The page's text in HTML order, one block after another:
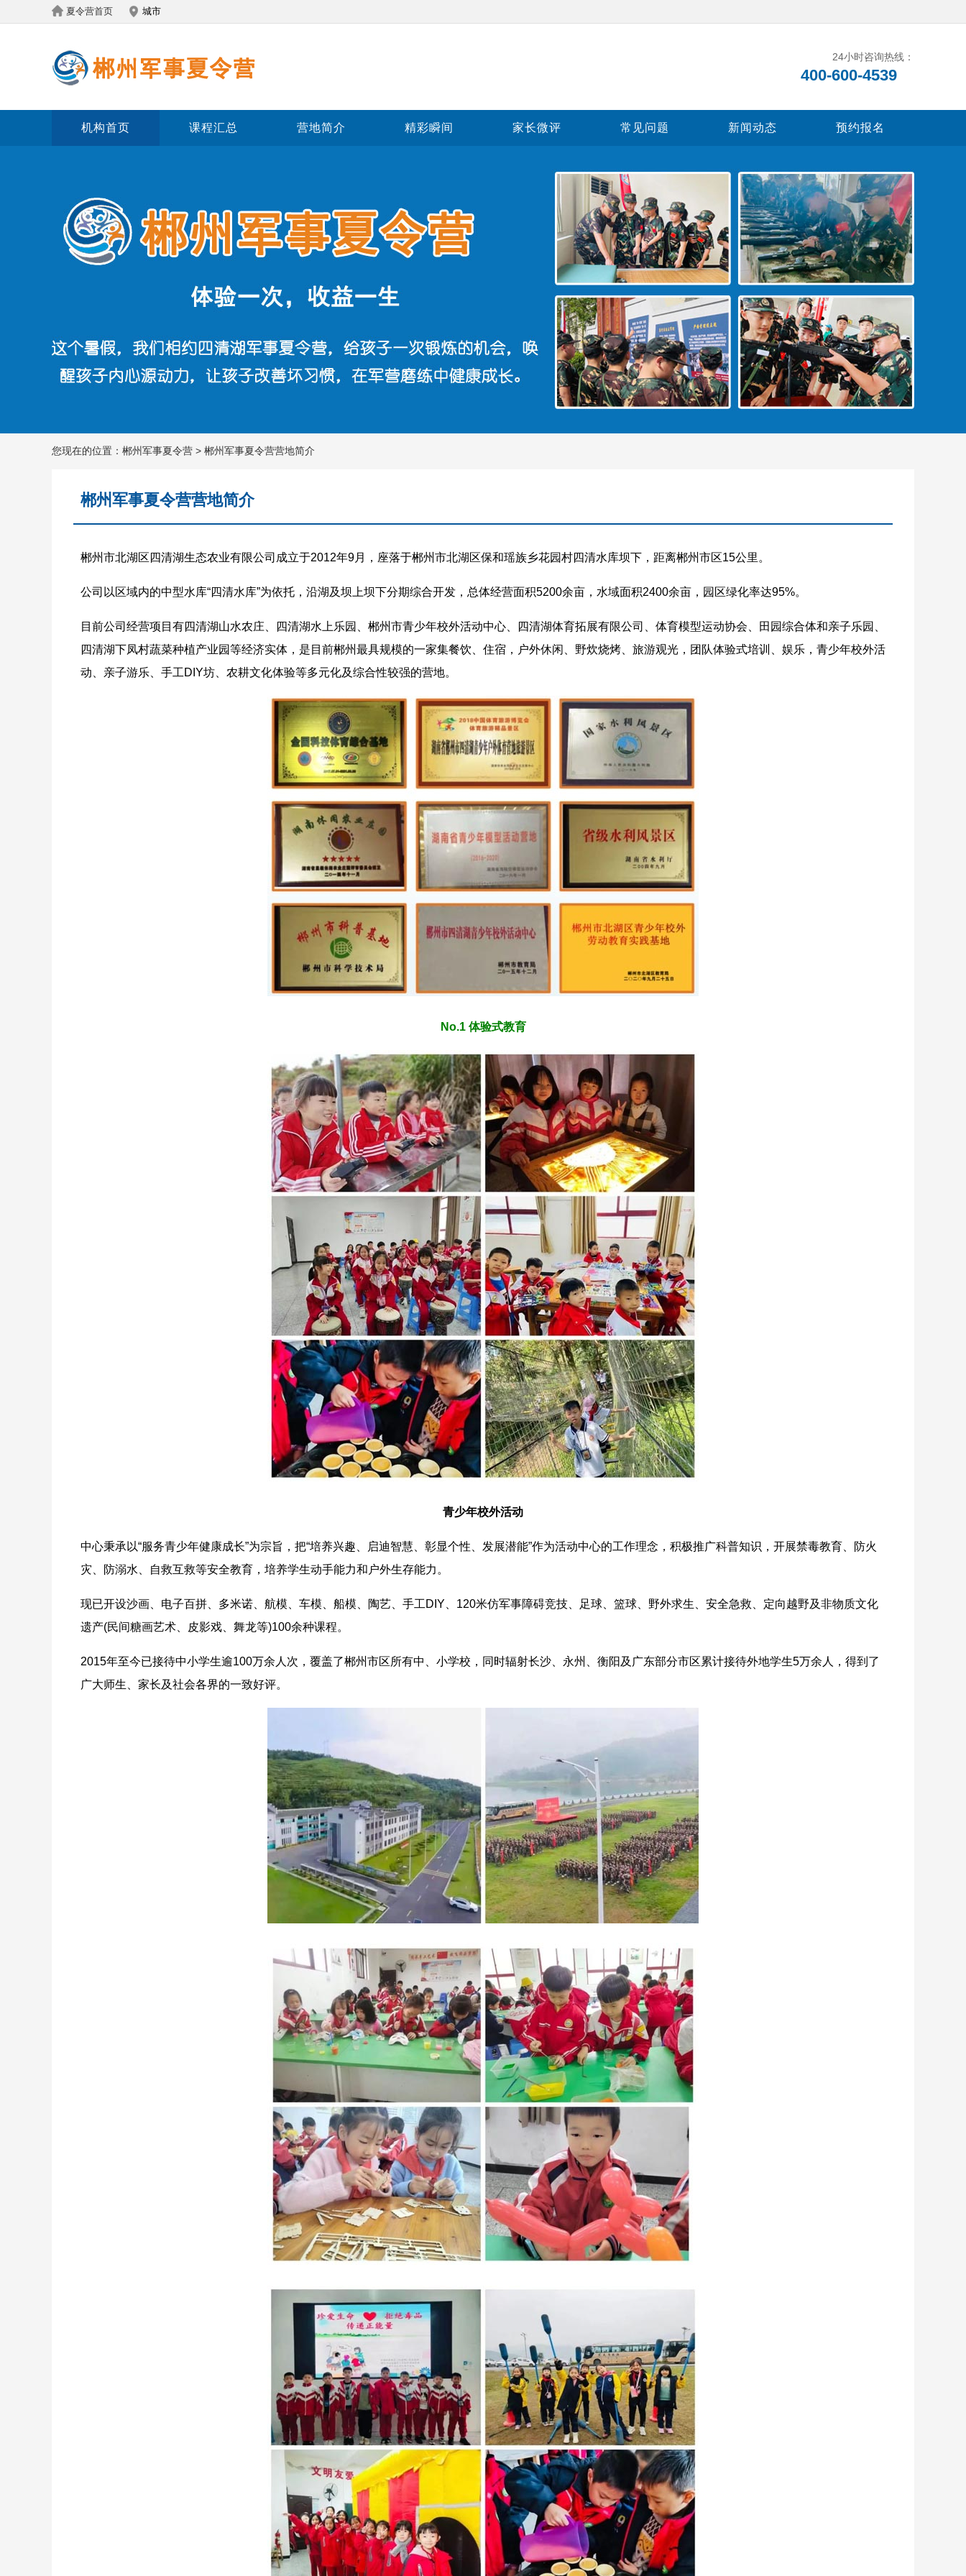
夏令营首页 城市
24小时咨询热线：
400-600-4539
机构首页 课程汇总 营地简介 精彩瞬间 家长微评 常见问题 新闻动态 预约报名
您现在的位置： 郴州军事夏令营 > 郴州军事夏令营营地简介
郴州军事夏令营营地简介
郴州市北湖区四清湖生态农业有限公司成立于2012年9月，座落于郴州市北湖区保和瑶族乡花园村四清水库坝下，距离郴州市区15公里。
公司以区域内的中型水库“四清水库”为依托，沿湖及坝上坝下分期综合开发，总体经营面积5200余亩，水域面积2400余亩，园区绿化率达95%。
目前公司经营项目有四清湖山水农庄、四清湖水上乐园、郴州市青少年校外活动中心、四清湖体育拓展有限公司、体育模型运动协会、田园综合体和亲子乐园、
四清湖下凤村蔬菜种植产业园等经济实体，是目前郴州最具规模的一家集餐饮、住宿，户外休闲、野炊烧烤、旅游观光，团队体验式培训、娱乐，青少年校外活
动、亲子游乐、手工DIY坊、农耕文化体验等多元化及综合性较强的营地。
No.1 体验式教育
青少年校外活动
中心秉承以“服务青少年健康成长”为宗旨，把“培养兴趣、启迪智慧、彰显个性、发展潜能”作为活动中心的工作理念，积极推广科普知识，开展禁毒教育、防火
灾、防溺水、自救互救等安全教育，培养学生动手能力和户外生存能力。
现已开设沙画、电子百拼、多米诺、航模、车模、船模、陶艺、手工DIY、120米仿军事障碍竞技、足球、篮球、野外求生、安全急救、定向越野及非物质文化
遗产(民间糖画艺术、皮影戏、舞龙等)100余种课程。
2015年至今已接待中小学生逾100万余人次，覆盖了郴州市区所有中、小学校，同时辐射长沙、永州、衡阳及广东部分市区累计接待外地学生5万余人，得到了
广大师生、家长及社会各界的一致好评。